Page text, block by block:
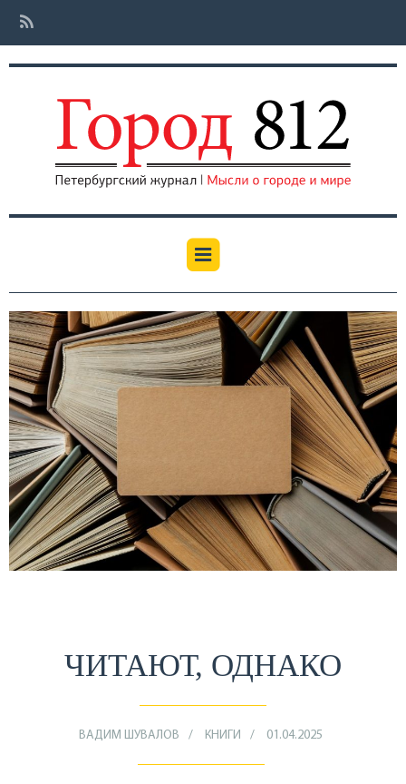
ЧИТАЮТ, ОДНАКО
ВАДИМ ШУВАЛОВ КНИГИ 01.04.2025